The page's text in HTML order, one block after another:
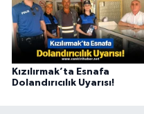
Kızılırmak’ta Esnafa
Dolandırıcılık Uyarısı!